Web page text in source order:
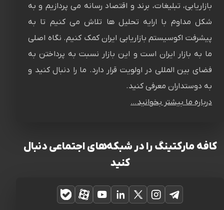
بازاریابی، تبلیغات، برند و اقتصاد رسانه می پردازیم و به
شکل مداوم با ارایه تحلیل ها تلاش می کنیم تا به
پیشرفت اکوسیستم بازاریابی ایران کمک کنیم. نگاه اصلی
ما به بازار ایران است و این بازار نسبت به پرداختن به
فضای بین المللی در اولویت قرار دارد. ما را دنبال کنید و
به دوستداران معرفی کنید.
درباره ما بیشتر بخوانید…
کافه مارکتینگ را در شبکه‌های اجتماعی دنبال
کنید
تلگراماینستاگرام
ایکسلینکدینیوتیوبآپاراتبله